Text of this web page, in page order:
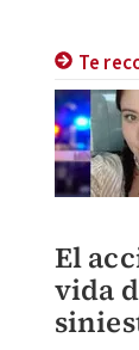
Te
El
vida